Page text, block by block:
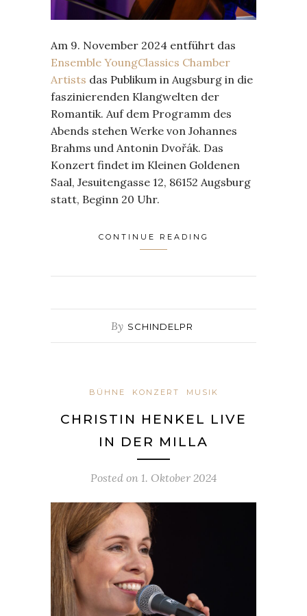
Am 9. November 2024 entführt das
Ensemble YoungClassics Chamber
Artists das Publikum in Augsburg in die
faszinierenden Klangwelten der
Romantik. Auf dem Programm des
Abends stehen Werke von Johannes
Brahms und Antonin Dvořák. Das
Konzert findet im Kleinen Goldenen
Saal, Jesuitengasse 12, 86152 Augsburg
statt, Beginn 20 Uhr.
CONTINUE READING
By SCHINDELPR
BÜHNE KONZERT MUSIK
CHRISTIN HENKEL LIVE
IN DER MILLA
Posted on 1. Oktober 2024